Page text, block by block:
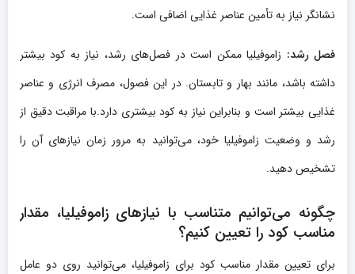
نشانگر نیاز به تأمین عناصر غذایی اضافی است.
فصل رشد: زاموفیلیا ممکن است در فصل‌های رشد، نیاز به کود بیشتر
داشته باشد، مانند بهار و تابستان. در این فصول، مصرف انرژی و عناصر
غذایی بیشتر است و بنابراین نیاز به کود بیشتری دارد.با مراقبت دقیق از
رشد و وضعیت زاموفیلیا خود، می‌توانید به مرور زمان نیازهای آن را
تشخیص دهید.
چگونه می‌توانیم متناسب با نیازهای زاموفیلیا، مقدار
مناسب کود را تعیین کنیم؟
برای تعیین مقدار مناسب کود برای زاموفیلیا، می‌توانید روی دو عامل